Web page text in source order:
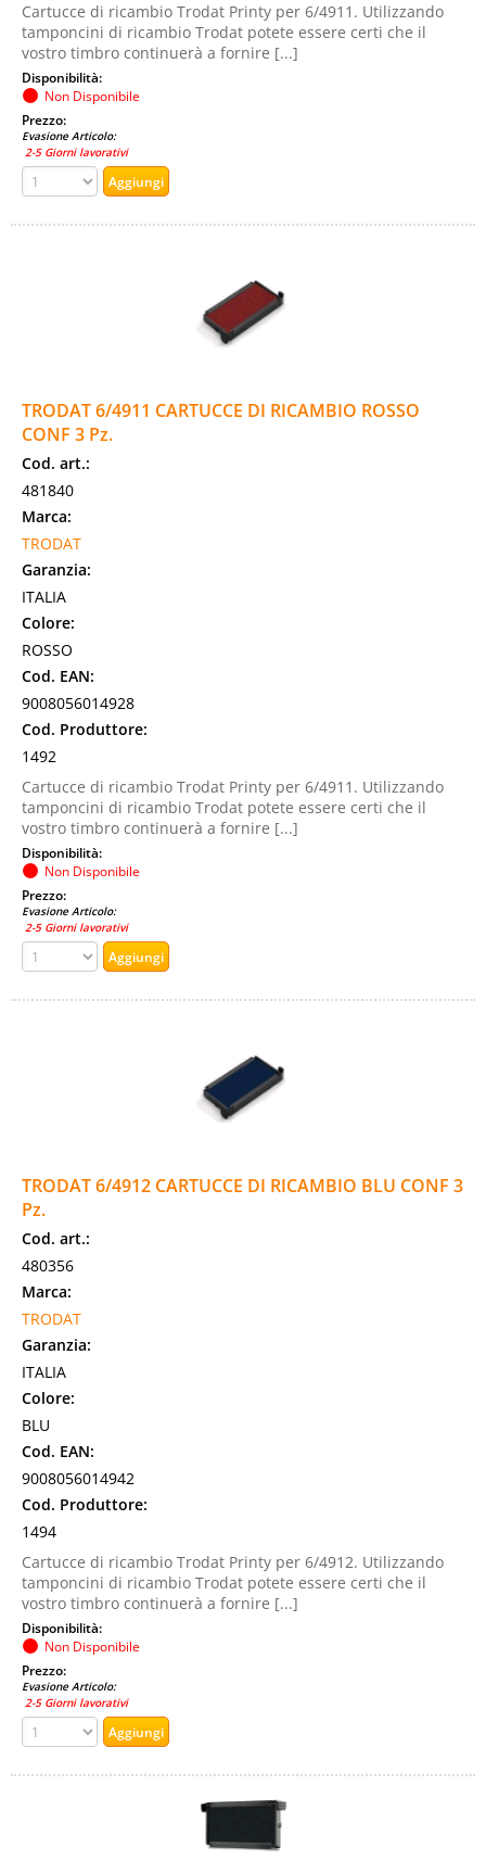
Cartucce di ricambio Trodat Printy per 6/4911. Utilizzando
tamponcini di ricambio Trodat potete essere certi che il
vostro timbro continuerà a fornire [...]
Disponibilità:
Non Disponibile
Prezzo:
Evasione Articolo:
2-5 Giorni lavorativi
TRODAT 6/4911 CARTUCCE DI RICAMBIO ROSSO
CONF 3 Pz.
Cod. art.:
481840
Marca:
TRODAT
Garanzia:
ITALIA
Colore:
ROSSO
Cod. EAN:
9008056014928
Cod. Produttore:
1492
Cartucce di ricambio Trodat Printy per 6/4911. Utilizzando
tamponcini di ricambio Trodat potete essere certi che il
vostro timbro continuerà a fornire [...]
Disponibilità:
Non Disponibile
Prezzo:
Evasione Articolo:
2-5 Giorni lavorativi
TRODAT 6/4912 CARTUCCE DI RICAMBIO BLU CONF 3
Pz.
Cod. art.:
480356
Marca:
TRODAT
Garanzia:
ITALIA
Colore:
BLU
Cod. EAN:
9008056014942
Cod. Produttore:
1494
Cartucce di ricambio Trodat Printy per 6/4912. Utilizzando
tamponcini di ricambio Trodat potete essere certi che il
vostro timbro continuerà a fornire [...]
Disponibilità:
Non Disponibile
Prezzo:
Evasione Articolo:
2-5 Giorni lavorativi